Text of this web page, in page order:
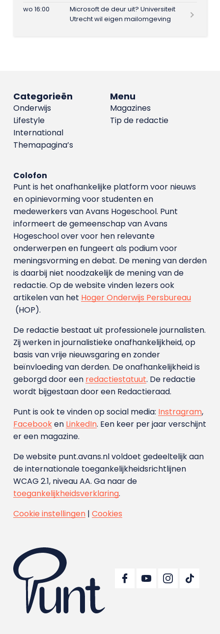
wo 16:00
Microsoft de deur uit? Universiteit
Utrecht wil eigen mailomgeving
Menu
Magazines
Tip de redactie
Categorieën
Onderwijs
Lifestyle
International
Themapagina’s
Colofon
Punt is het onafhankelijke platform voor nieuws
en opinievorming voor studenten en
medewerkers van Avans Hoge­school. Punt
informeert de gemeenschap van Avans
Hogeschool over voor hen relevante
onderwerpen en fungeert als podium voor
meningsvorming en debat. De mening van derden
is daarbij niet noodzakelijk de mening van de
redactie. Op de website vinden lezers ook
artikelen van het Hoger Onderwijs Persbureau
(HOP).
De redactie bestaat uit professionele journalisten.
Zij werken in journalistieke onafhankelijkheid, op
basis van vrije nieuwsgaring en zonder
beïnvloeding van derden. De onafhankelijkheid is
geborgd door een redactiestatuut. De redactie
wordt bijgestaan door een Redactieraad.
Punt is ook te vinden op social media: Instragram,
Facebooken LinkedIn. Een keer per jaar verschijnt
er een magazine.
De website punt.avans.nl voldoet gedeeltelijk aan
de internationale toegankelijkheidsrichtlijnen
WCAG 2.1, niveau AA. Ga naar de
toegankelijkheidsverklaring.
Cookie instellingen| Cookies